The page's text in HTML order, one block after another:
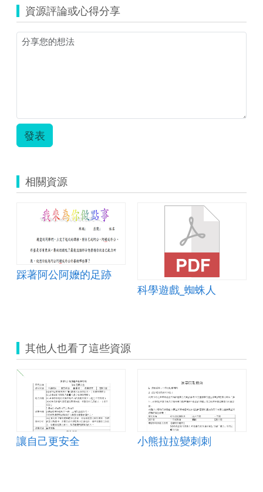
上
家
資源評論或心得分享
發表
相關資源
踩著阿公阿嬤的足跡
科學遊戲_蜘蛛人
其他人也看了這些資源
讓自己更安全 小熊拉拉變刺刺